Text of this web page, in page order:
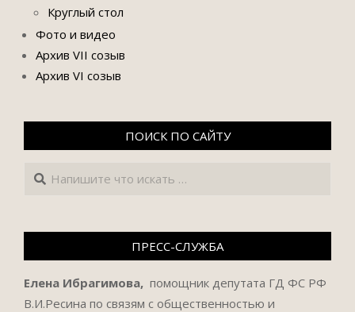
Круглый стол
Фото и видео
Архив VII созыв
Архив VI созыв
ПОИСК ПО САЙТУ
Поиск
ПРЕСС-СЛУЖБА
Елена Ибрагимова, помощник депутата ГД ФС РФ
В.И.Ресина по связям с общественностью и